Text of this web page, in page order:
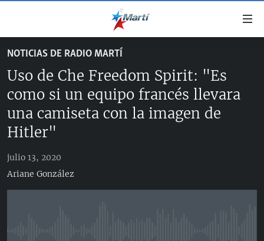
accesibilidad
contenido
navegación
principal
CUBA
DERECHOS HUMANOS
INFORME DEL DEPARTAMENTO DE ESTADO DE EEUU
SOBRE CUBA
ESTADOS UNIDOS
ESTADOS UNIDOS
AMÉRICA LATINA
MUNDO
DEPORTES
NOTICIAS DE RADIO MARTÍ
Uso de Che Freedom Spirit: "Es
como si un equipo francés llevara
una camiseta con la imagen de
Hitler"
julio 13, 2020
Ariane González